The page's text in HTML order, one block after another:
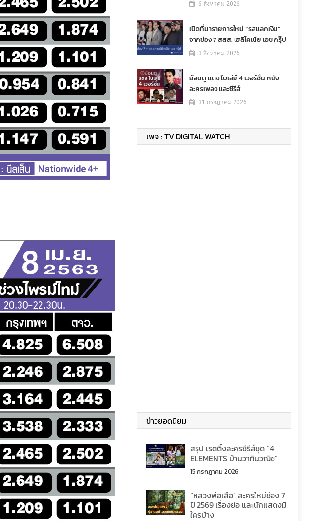
6 สิงหาคม 2026
เปิดที่มารายการใหม่ “รสแลกเงิน”
จากช่อง 7 สสส. เฮลิโคเนีย เอช กรุ๊ป
3 สิงหาคม 2026
ย้อนดู แดง ไบเล่ย์ 4 เวอร์ชั่น หนัง
ละครเพลง และซีรีส์
31 กรกฎาคม 2026
เพจ : TV DIGITAL WATCH
ข่าวยอดนิยม
สรุป เรตติ้งละครซีรีส์ชุด “4
ELEMENTS บ้านวาทินวณิช”
15 กรกฎาคม 2026
“หลวงพ่อเสือ” ละครใหม่ช่อง 7
ปี 2569 เรื่องย่อ และนักแสดงมี
ใครบ้าง